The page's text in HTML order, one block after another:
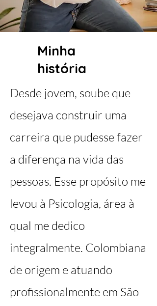
Minha
história
Desde jovem, soube que
desejava construir uma
carreira que pudesse fazer
a diferença na vida das
pessoas. Esse propósito me
levou à Psicologia, área à
qual me dedico
integralmente. Colombiana
de origem e atuando
profissionalmente em São